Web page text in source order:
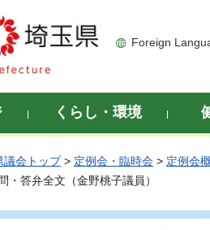
Foreign
くらし・環境
議会トップ> 定例会・臨時会 > 定例会
・答弁全文（金野桃子議員）